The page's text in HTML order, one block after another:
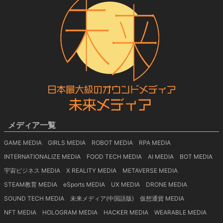
メディア一覧
GAME MEDIA GIRLS MEDIA ROBOT MEDIA
RPA MEDIA
INTERNATIONALIZE MEDIA
FOOD TECH MEDIA AI MEDIA
BOT MEDIA
宇宙ビジネス MEDIA
X REALITY MEDIA
METAVERSE MEDIA
STEAM教育 MEDIA
eSports MEDIA UX MEDIA
DRONE MEDIA
SOUND TECH MEDIA
未来メディア(中国語版)
仮想通貨 MEDIA
NFT MEDIA
HOLOGRAM MEDIA HACKER MEDIA
WEARABLE MEDIA